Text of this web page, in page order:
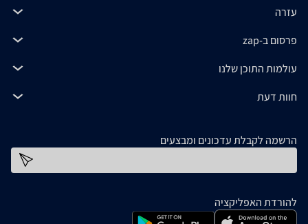
עזרה
פרסום ב-zap
עולמות התוכן שלנו
חוות דעת
הרשמה לקבלת עדכונים ומבצעים
להורדת האפליקציה